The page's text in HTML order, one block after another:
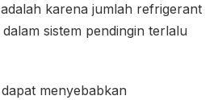
karena jumlah refrigerant
sistem pendingin terlalu
menyebabkan